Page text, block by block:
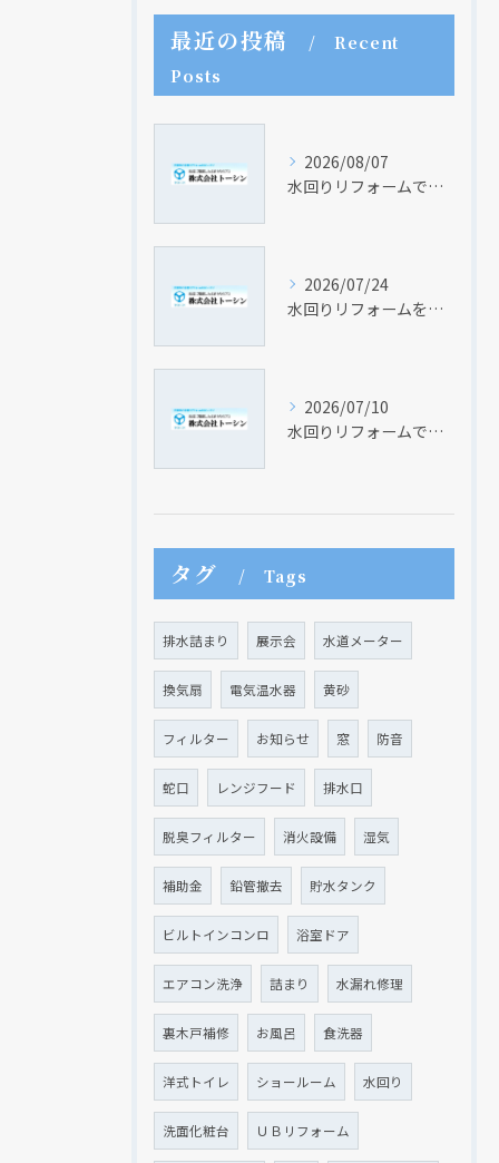
最近の投稿
Recent
Posts
2026/08/07
水回りリフォームで安心業者を見極めるためのポイントと実践的な見積もり比較法
2026/07/24
水回りリフォームを家族構成に合わせて快適な住まいを実現する費用と使い勝手の工夫
2026/07/10
水回りリフォームでキッチンのみを快適に変える費用と賢い選び方
タグ Tags
排水詰まり 展示会 水道メーター
換気扇 電気温水器 黄砂
フィルター お知らせ 窓 防音
蛇口 レンジフード 排水口
脱臭フィルター 消火設備 湿気
補助金 鉛管撤去 貯水タンク
ビルトインコンロ 浴室ドア
エアコン洗浄 詰まり 水漏れ修理
裏木戸補修 お風呂 食洗器
洋式トイレ ショールーム 水回り
洗面化粧台 ＵＢリフォーム
現在、新聞に入っている折込チラシです。
現在、新聞に入っている折込チラシです。